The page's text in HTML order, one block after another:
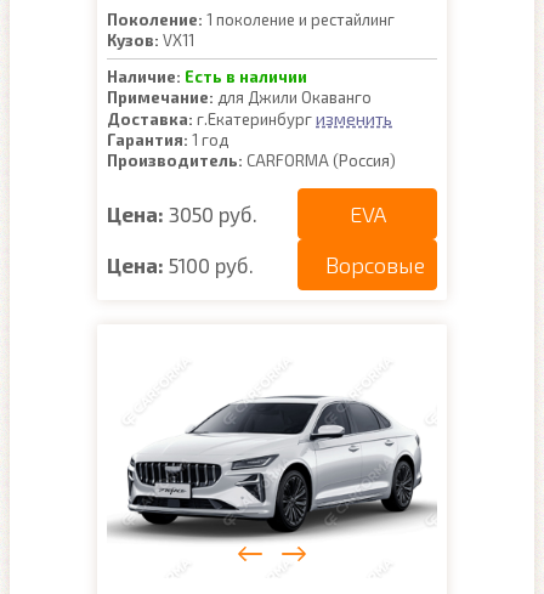
Поколение: 1 поколение и рестайлинг
Кузов: VX11
Наличие: Есть в наличии
Примечание: для Джили Окаванго
Доставка: г.Екатеринбургизменить
Гарантия: 1 год
Производитель: CARFORMA (Россия)
Цена: 3050 руб. EVA
Цена: 5100 руб. Ворсовые